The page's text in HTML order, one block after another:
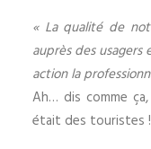
« La qualité de
auprès des
action la
Ah… dis comme
était des touristes !